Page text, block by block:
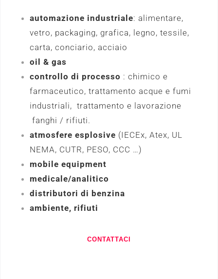
automazione industriale: alimentare,
vetro, packaging, grafica, legno, tessile,
carta, conciario, acciaio
oil & gas
controllo di processo : chimico e
farmaceutico, trattamento acque e fumi
industriali, trattamento e lavorazione
fanghi / rifiuti.
atmosfere esplosive (IECEx, Atex, UL
NEMA, CUTR, PESO, CCC …)
mobile equipment
medicale/analitico
distributori di benzina
ambiente, rifiuti
CONTATTACI